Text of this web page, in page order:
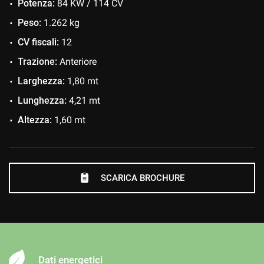
Controllo vocale
Cruise Control
ESP
Fari LED
Fendinebbia
Frenata d'emergenza assistita
Immobilizzatore elettronico
Isofix
Sedile posteriore sdoppiato
Sensori di parcheggio posteriori
Potenza: 84 KW / 114 CV
Peso: 1.262 kg
CV fiscali: 12
Trazione: Anteriore
Larghezza: 1,80 mt
Lunghezza: 4,21 mt
Altezza: 1,60 mt
SCARICA BROCHURE
Dati energetici